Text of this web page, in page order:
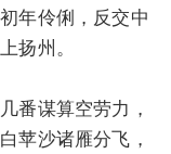
年伶俐，反交中
扬州。
番谋算空劳力，
苹沙诸雁分飞，